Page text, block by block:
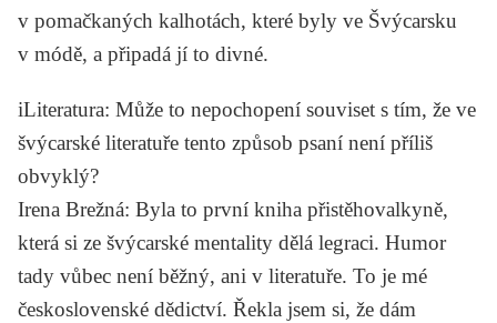
v pomačkaných kalhotách, které byly ve Švýcarsku
v módě, a připadá jí to divné.
iLiteratura: Může to nepochopení souviset s tím, že ve
švýcarské literatuře tento způsob psaní není příliš
obvyklý?
Irena Brežná: Byla to první kniha přistěhovalkyně,
která si ze švýcarské mentality dělá legraci. Humor
tady vůbec není běžný, ani v literatuře. To je mé
československé dědictví. Řekla jsem si, že dám